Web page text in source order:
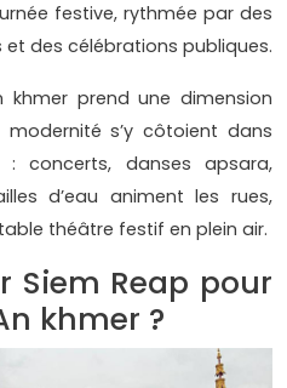
festive, rythmée par des
des célébrations publiques.
khmer prend une dimension
s’y côtoient dans
concerts, danses apsara,
d’eau animent les rues,
théâtre festif en plein air.
Siem Reap pour
khmer ?